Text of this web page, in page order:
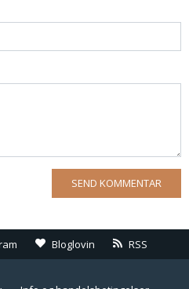
Bloglovin RSS